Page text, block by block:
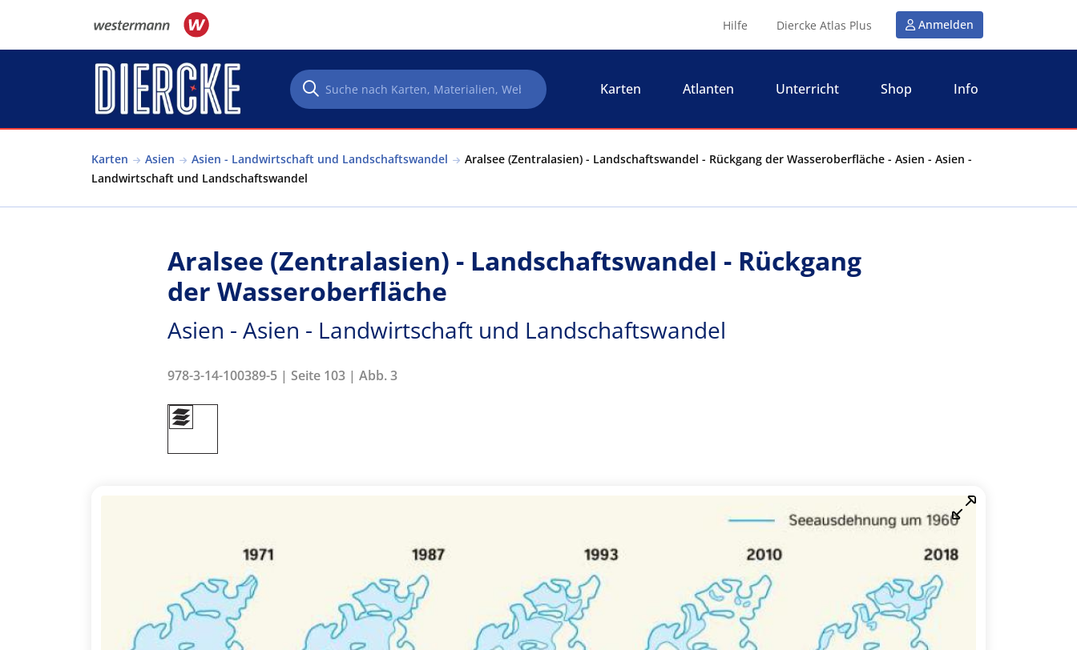
Hilfe Diercke Atlas Plus Anmelden
Karten Atlanten Unterricht Shop Info
Karten Asien Asien - Landwirtschaft und Landschaftswandel
Aralsee (Zentralasien) - Landschaftswandel - Rückgang der Wasseroberfläche - Asien - Asien -
Landwirtschaft und Landschaftswandel
Aralsee (Zentralasien) - Landschaftswandel - Rückgang
der Wasseroberfläche
Asien - Asien - Landwirtschaft und Landschaftswandel
978-3-14-100389-5 | Seite 103 | Abb. 3